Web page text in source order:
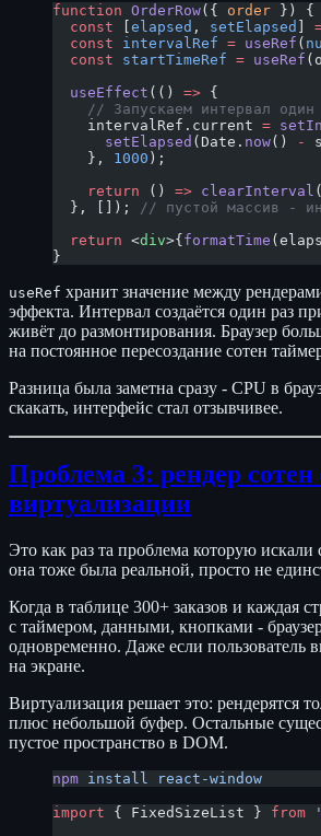
function OrderRow({ order }) {
  const
elapsed , setElapsed
  const
intervalRef = useRef (
  const
startTimeRef = useRef
  useEffect
(() => {
// Запускаем интервал один
    intervalRef.current
=
      setElapsed
(Date. now() -
    },
1000 );
    return
() => clearInterval
  }, []);
// пустой массив -
  return
<div>{ formatTime
}
useRef хранит значение между
эффекта. Интервал создаётся один раз
живёт до размонтирования. Браузер
на постоянное пересоздание сотен
Разница была заметна сразу - CPU в
скакать, интерфейс стал отзывчивее.
Проблема 3: рендер сотен
виртуализации
Это как раз та проблема которую искали
она тоже была реальной, просто не
Когда в таблице 300+ заказов и каждая
с таймером, данными, кнопками -
одновременно. Даже если пользователь
на экране.
Виртуализация решает это: рендерятся
плюс небольшой буфер. Остальные
пустое пространство в DOM.
npm install react-window
import { FixedSizeList } from